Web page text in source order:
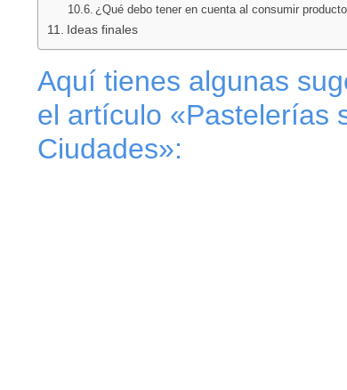
¿Qué debo tener en cuenta al consumir
Ideas finales
Aquí tienes algunas
el artículo «Pastelerías
Ciudades»: